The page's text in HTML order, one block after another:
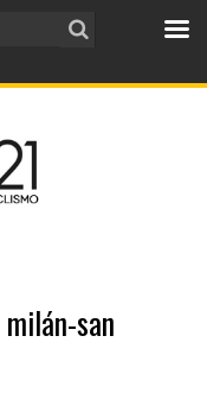
milán-san